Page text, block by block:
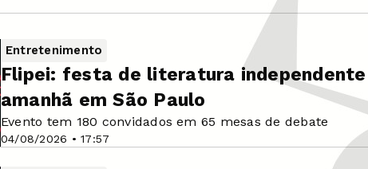
Entretenimento
04/08/2026 • 17:57
Flipei: festa de literatura
amanhã em São Paulo
Evento tem 180 convidados em 65 mesas de debate